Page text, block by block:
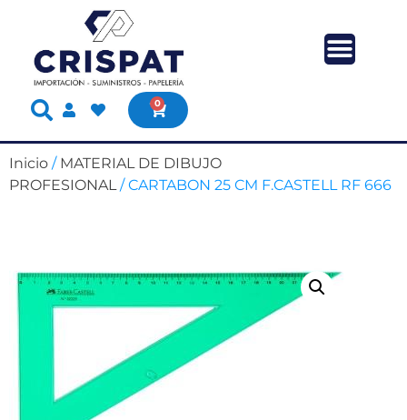
0
Inicio / MATERIAL DE DIBUJO
PROFESIONAL/ CARTABON 25 CM F.CASTELL RF 666